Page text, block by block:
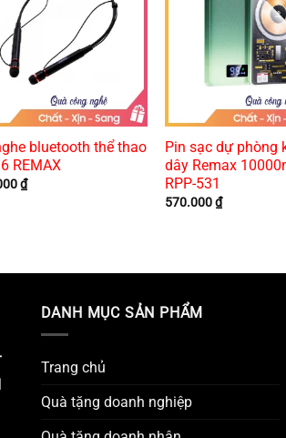
bluetooth thể thao
REMAX
₫
Pin sạc dự phòng
dây Remax
RPP-531
570.000₫
DANH MỤC SẢN PHẨM
Trang chủ
Quà tặng doanh nghiệp